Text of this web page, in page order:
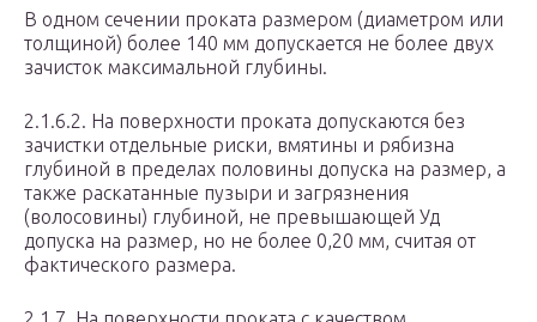
В одном сечении проката размером (диаметром или
толщиной) более 140 мм допускается не более двух
зачисток максимальной глубины.
2.1.6.2. На поверхности проката допускаются без
зачистки отдельные риски, вмятины и рябизна
глубиной в пределах половины допуска на размер, а
также раскатанные пузыри и загрязнения
(волосовины) глубиной, не превышающей Уд
допуска на размер, но не более 0,20 мм, считая от
фактического размера.